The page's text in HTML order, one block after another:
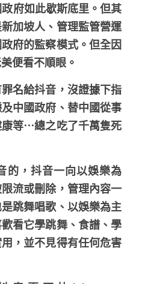
欄
府如此歇斯底里。但其
加坡人、管理監管營運
府的監察模式。但全因
便看不順眼。
名給抖音，沒證據下指
中國政府、替中國從事
康等⋯總之吃了千萬隻死
的，抖音一向以娛樂為
流或刪除，管理內容一
跳舞唱歌、以娛樂為主
看它學跳舞、食譜、學
，並不見得有任何危害